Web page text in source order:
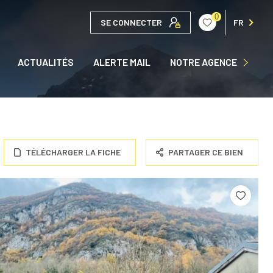
SE CONNECTER
0
FR
ACTUALITÉS ALERTE MAIL NOTRE AGENCE
QUI SOMMES NOUS ?
TÉLÉCHARGER LA FICHE PARTAGER CE BIEN